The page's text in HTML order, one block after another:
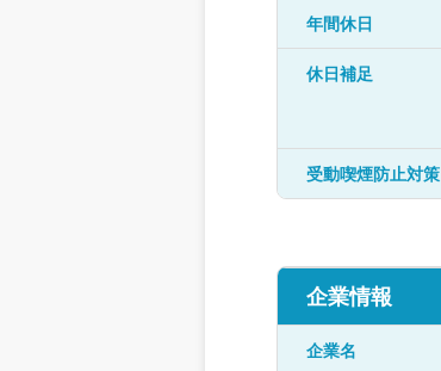
年間休日
休日補足
受動喫煙防止対策
企業情報
企業名